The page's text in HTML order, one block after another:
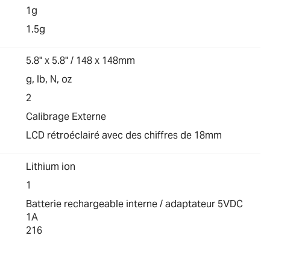
1g
1.5g
5.8" x 5.8" / 148 x 148mm
g, lb, N, oz
2
Calibrage Externe
LCD rétroéclairé avec des chiffres de 18mm
Lithium ion
1
Batterie rechargeable interne / adaptateur 5VDC
1A
216